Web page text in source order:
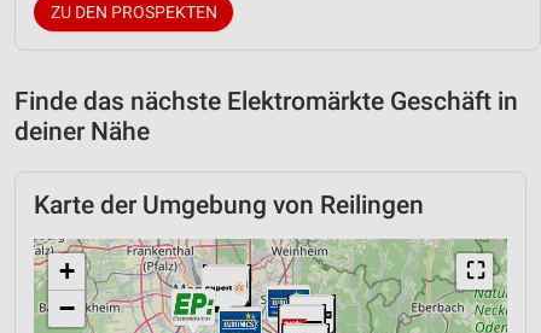
ZU DEN PROSPEKTEN
Finde das nächste Elektromärkte Geschäft in
deiner Nähe
Karte der Umgebung von Reilingen
⛶
+
−